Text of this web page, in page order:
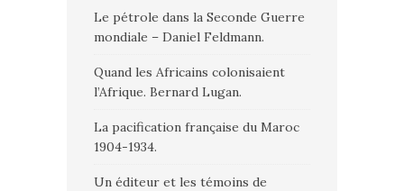
Le pétrole dans la Seconde Guerre
mondiale – Daniel Feldmann.
Quand les Africains colonisaient
l’Afrique. Bernard Lugan.
La pacification française du Maroc
1904-1934.
Un éditeur et les témoins de